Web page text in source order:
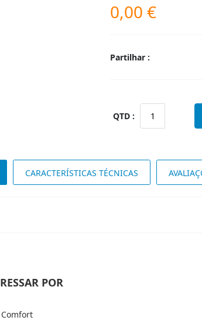
0,00 €
Partilhar :
MONACO
BRANCO
CARACTERÍSTICAS TÉCNICAS
POR